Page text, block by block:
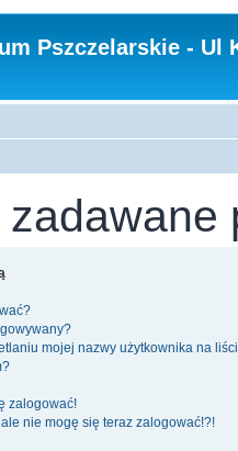
Pszczelarskie - Ul
mojej nazwy użytkownika na
zalogować!
nie mogę się teraz zalogować!?!